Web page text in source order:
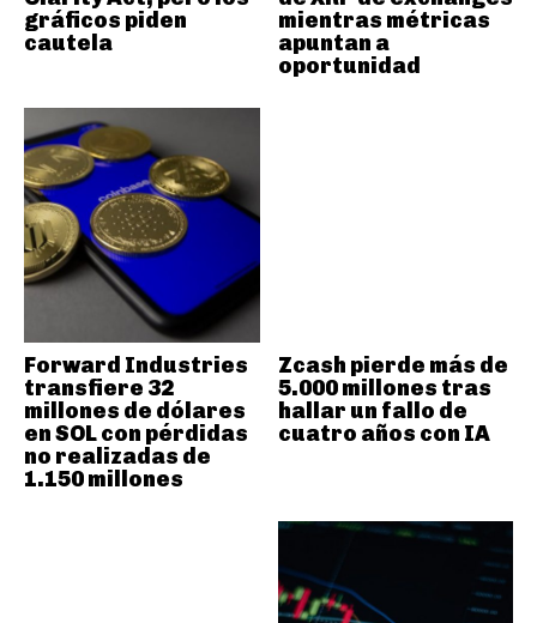
gráficos piden
cautela
mientras métricas
apuntan a
oportunidad
Forward Industries
transfiere 32
millones de dólares
en SOL con pérdidas
no realizadas de
1.150 millones
Zcash pierde más de
5.000 millones tras
hallar un fallo de
cuatro años con IA